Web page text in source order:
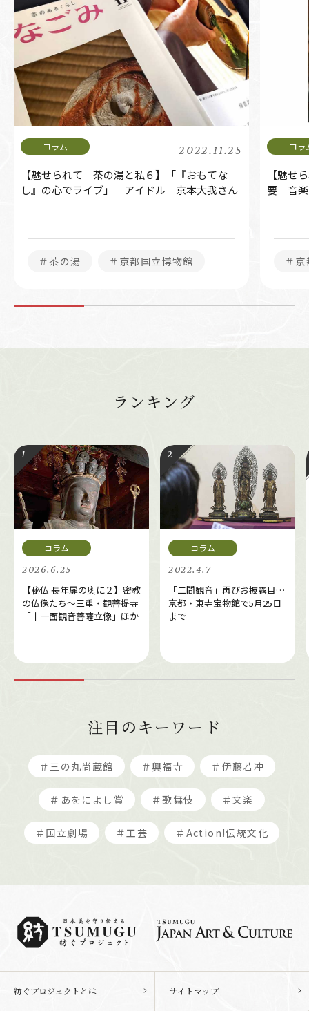
2022.11.25
【魅せられて 茶の湯と私６】「『おもてな
し』の心でライブ」 アイドル 京本大我さん
＃茶の湯 ＃京都国立博物館
【魅せら
要 音
＃
ランキング
2026.6.25
【秘仏 長年扉の奥に２】密教
の仏像たち～三重・観菩提寺
「十一面観音菩薩立像」ほか
2022.4.7
「二間観音」再びお披露目…
京都・東寺宝物館で5月25日
まで
注目のキーワード
＃三の丸尚蔵館 ＃興福寺 ＃伊藤若冲
＃あをによし賞 ＃歌舞伎 ＃文楽
＃国立劇場 ＃工芸 ＃Action!伝統文化
紡ぐプロジェクトとは サイトマップ